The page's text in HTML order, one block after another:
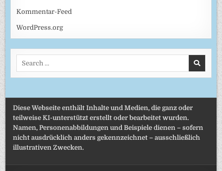
Kommentar-Feed
WordPress.org
Diese Webseite enthält Inhalte und Medien, die ganz oder
teilweise KI-unterstützt erstellt oder bearbeitet wurden.
Namen, Personenabbildungen und Beispiele dienen – sofern
nicht ausdrücklich anders gekennzeichnet – ausschließlich
illustrativen Zwecken.